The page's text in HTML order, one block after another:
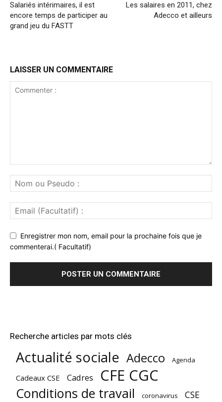
Salariés intérimaires, il est
encore temps de participer au
grand jeu du FASTT
Les salaires en 2011, chez
Adecco et ailleurs
LAISSER UN COMMENTAIRE
Enregistrer mon nom, email pour la prochaine fois que je
commenterai.( Facultatif)
Recherche articles par mots clés
Actualité sociale Adecco Agenda
Cadeaux CSE Cadres CFE CGC
Conditions de travail coronavirus CSE